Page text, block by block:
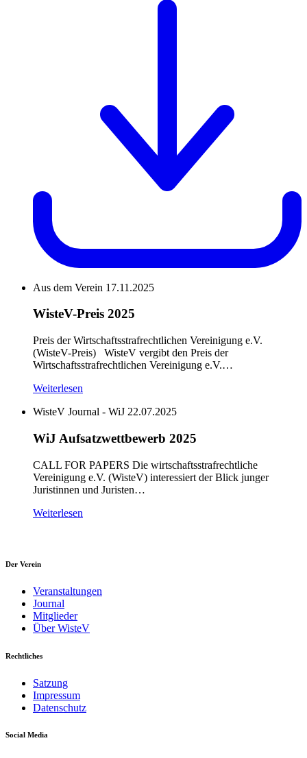
Aus dem Verein 17.11.2025
WisteV-Preis 2025
Preis der Wirtschaftsstrafrechtlichen Vereinigung e.V.
(WisteV-Preis) WisteV vergibt den Preis der
Wirtschaftsstrafrechtlichen Vereinigung e.V.…
Weiterlesen
WisteV Journal - WiJ 22.07.2025
WiJ Aufsatzwettbewerb 2025
CALL FOR PAPERS Die wirtschaftsstrafrechtliche
Vereinigung e.V. (WisteV) interessiert der Blick junger
Juristinnen und Juristen…
Weiterlesen
Der Verein
Veranstaltungen
Journal
Mitglieder
Über WisteV
Rechtliches
Satzung
Impressum
Datenschutz
Social Media